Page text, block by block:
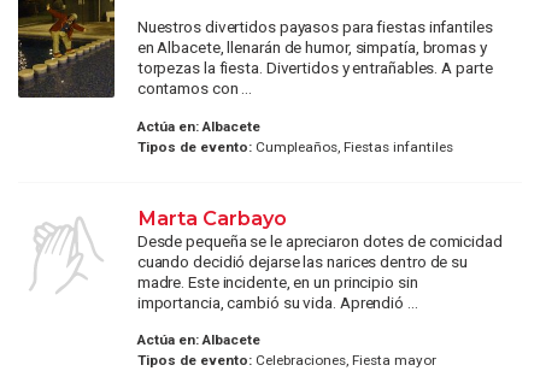
Nuestros divertidos payasos para fiestas infantiles
en Albacete, llenarán de humor, simpatía, bromas y
torpezas la fiesta. Divertidos y entrañables. A parte
contamos con ...
Actúa en: Albacete
Tipos de evento:Cumpleaños, Fiestas infantiles
Marta Carbayo
Desde pequeña se le apreciaron dotes de comicidad
cuando decidió dejarse las narices dentro de su
madre. Este incidente, en un principio sin
importancia, cambió su vida. Aprendió ...
Actúa en: Albacete
Tipos de evento:Celebraciones, Fiesta mayor